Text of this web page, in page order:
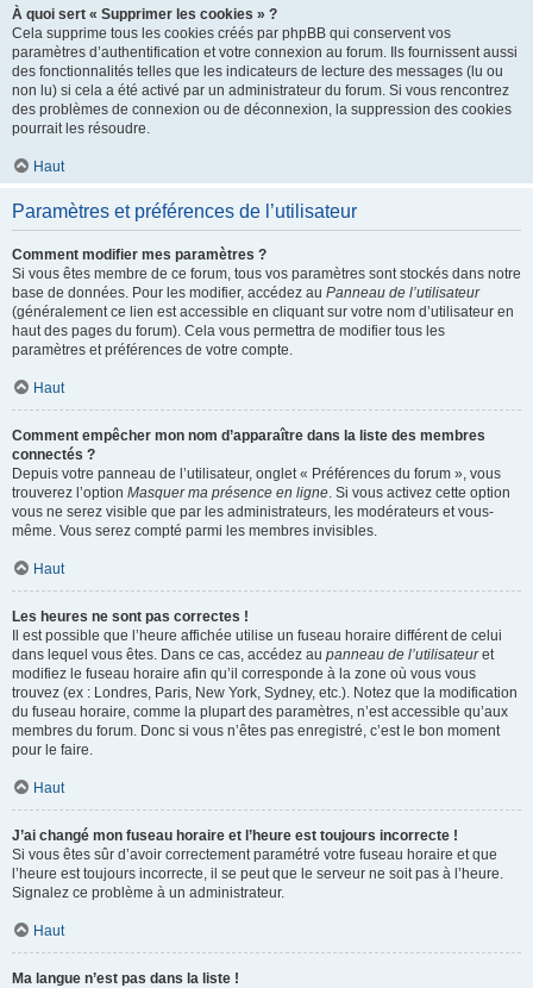
À quoi sert « Supprimer les cookies » ?
Cela supprime tous les cookies créés par phpBB qui conservent vos
paramètres d’authentification et votre connexion au forum. Ils fournissent aussi
des fonctionnalités telles que les indicateurs de lecture des messages (lu ou
non lu) si cela a été activé par un administrateur du forum. Si vous rencontrez
des problèmes de connexion ou de déconnexion, la suppression des cookies
pourrait les résoudre.
Haut
Paramètres et préférences de l’utilisateur
Comment modifier mes paramètres ?
Si vous êtes membre de ce forum, tous vos paramètres sont stockés dans notre
base de données. Pour les modifier, accédez au Panneau de l’utilisateur
(généralement ce lien est accessible en cliquant sur votre nom d’utilisateur en
haut des pages du forum). Cela vous permettra de modifier tous les
paramètres et préférences de votre compte.
Haut
Comment empêcher mon nom d’apparaître dans la liste des membres
connectés ?
Depuis votre panneau de l’utilisateur, onglet « Préférences du forum », vous
trouverez l’option Masquer ma présence en ligne. Si vous activez cette option
vous ne serez visible que par les administrateurs, les modérateurs et vous-
même. Vous serez compté parmi les membres invisibles.
Haut
Les heures ne sont pas correctes !
Il est possible que l’heure affichée utilise un fuseau horaire différent de celui
dans lequel vous êtes. Dans ce cas, accédez au panneau de l’utilisateuret
modifiez le fuseau horaire afin qu’il corresponde à la zone où vous vous
trouvez (ex : Londres, Paris, New York, Sydney, etc.). Notez que la modification
du fuseau horaire, comme la plupart des paramètres, n’est accessible qu’aux
membres du forum. Donc si vous n’êtes pas enregistré, c’est le bon moment
pour le faire.
Haut
J’ai changé mon fuseau horaire et l’heure est toujours incorrecte !
Si vous êtes sûr d’avoir correctement paramétré votre fuseau horaire et que
l’heure est toujours incorrecte, il se peut que le serveur ne soit pas à l’heure.
Signalez ce problème à un administrateur.
Haut
Ma langue n’est pas dans la liste !